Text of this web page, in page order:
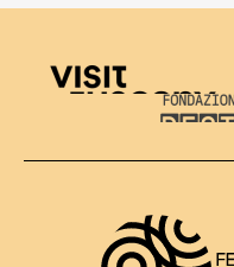
Visit Tuscany